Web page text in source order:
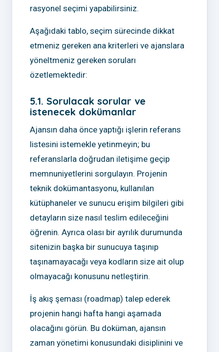
rasyonel seçimi yapabilirsiniz.
Aşağıdaki tablo, seçim sürecinde dikkat
etmeniz gereken ana kriterleri ve ajanslara
yöneltmeniz gereken soruları
özetlemektedir:
5.1. Sorulacak sorular ve
istenecek dokümanlar
Ajansın daha önce yaptığı işlerin referans
listesini istemekle yetinmeyin; bu
referanslarla doğrudan iletişime geçip
memnuniyetlerini sorgulayın. Projenin
teknik dokümantasyonu, kullanılan
kütüphaneler ve sunucu erişim bilgileri gibi
detayların size nasıl teslim edileceğini
öğrenin. Ayrıca olası bir ayrılık durumunda
sitenizin başka bir sunucuya taşınıp
taşınamayacağı veya kodların size ait olup
olmayacağı konusunu netleştirin.
İş akış şeması (roadmap) talep ederek
projenin hangi hafta hangi aşamada
olacağını görün. Bu doküman, ajansın
zaman yönetimi konusundaki disiplinini ve